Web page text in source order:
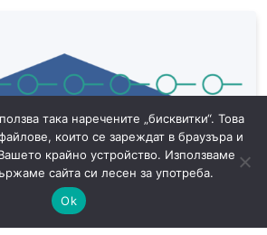
така наречените „бисквитки“. Това
които се зареждат в браузъра и
крайно устройство. Използваме
сайта си лесен за употреба.
Ok